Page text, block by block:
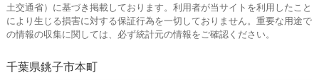
土交通省）に基づき掲載しております。利用者が当サイトを利用したこと
により生じる損害に対する保証行為を一切しておりません。重要な用途で
の情報の収集に関しては、必ず統計元の情報をご確認ください。
千葉県銚子市本町